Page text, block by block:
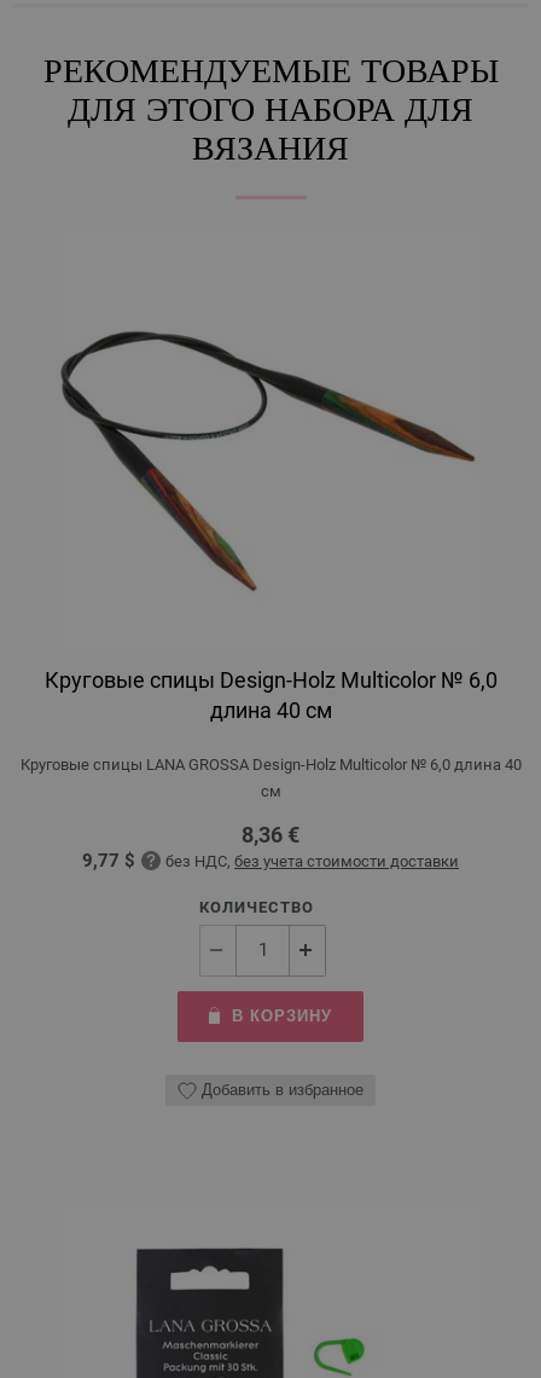
РЕКОМЕНДУЕМЫЕ ТОВАРЫ
ДЛЯ ЭТОГО НАБОРА ДЛЯ
ВЯЗАНИЯ
Круговые спицы Design-Holz Multicolor № 6,0
длина 40 см
Круговые спицы LANA GROSSA Design-Holz Multicolor № 6,0 длина 40
см
8,36 €
9,77 $ без НДС, без учета стоимости доставки
КОЛИЧЕСТВО
В КОРЗИНУ
Добавить в избранное